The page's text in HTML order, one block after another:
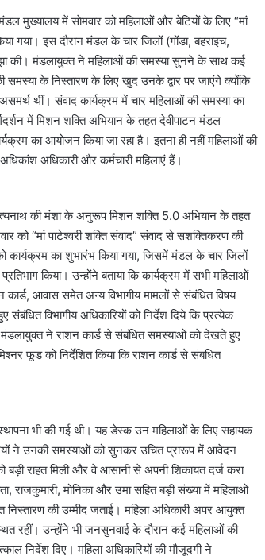
मुख्यालय में साेमवार को महिलाओं और बेटियों के लिए “मां
गया। इस दौरान मंडल के चार जिलों (गोंडा, बहराइच,
की। मंडलायुक्त ने महिलाओं की समस्या सुनने के साथ कई
समस्या के निस्तारण के लिए खुद उनके द्वार पर जाएंगे क्योंकि
थीं। संवाद कार्यक्रम में चार महिलाओं की समस्या का
में मिशन शक्ति अभियान के तहत देवीपाटन मंडल
का आयोजन किया जा रहा है। इतना ही नहीं महिलाओं की
अधिकारी और कर्मचारी महिलाएं हैं।
की मंशा के अनुरूप मिशन शक्ति 5.0 अभियान के तहत
को “मां पाटेश्वरी शक्ति संवाद” संवाद से सशक्तिकरण की
का शुभारंभ किया गया, जिसमें मंडल के चार जिलों
किया। उन्होंने बताया कि कार्यक्रम में सभी महिलाओं
कार्ड, आवास समेत अन्य विभागीय मामलों से संबंधित विषय
विभागीय अधिकारियों को निर्देश दिये कि प्रत्येक
ने राशन कार्ड से संबंधित समस्याओं काे देखते हुए
फूड को निर्देशित किया कि राशन कार्ड से संबधित
भी की गई थी। यह डेस्क उन महिलाओं के लिए सहायक
ने उनकी समस्याओं को सुनकर उचित प्रारूप में आवेदन
राहत मिली और वे आसानी से अपनी शिकायत दर्ज करा
राजकुमारी, मोनिका और उमा सहित बड़ी संख्या में महिलाओं
की उम्मीद जताई। महिला अधिकारी अपर आयुक्त
रहीं। उन्होंने भी जनसुनवाई के दौरान कई महिलाओं की
निर्देश दिए। महिला अधिकारियों की मौजूदगी ने